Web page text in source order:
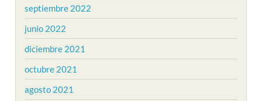
septiembre 2022
junio 2022
diciembre 2021
octubre 2021
agosto 2021